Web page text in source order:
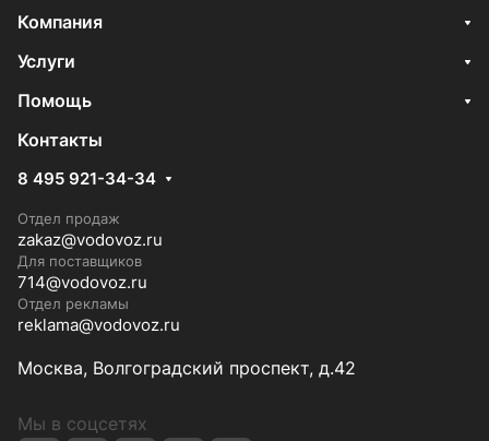
Компания
Услуги
Помощь
Контакты
8 495 921-34-34
Отдел продаж
zakaz@vodovoz.ru
Для поставщиков
714@vodovoz.ru
Отдел рекламы
reklama@vodovoz.ru
Москва, Волгоградский проспект, д.42
Мы в соцсетях